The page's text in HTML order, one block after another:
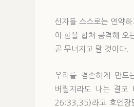
신자들 스스로는 연약
이 힘을 합쳐 공격해 오
곧 무너지고 말 것이다.
우리를 겸손하게 만
버릴지라도 나는 결코
26:33,35)라고 호언장